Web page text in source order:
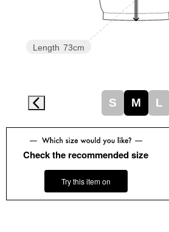
Length 73cm
S M L
Check the recommended size
Try this item on